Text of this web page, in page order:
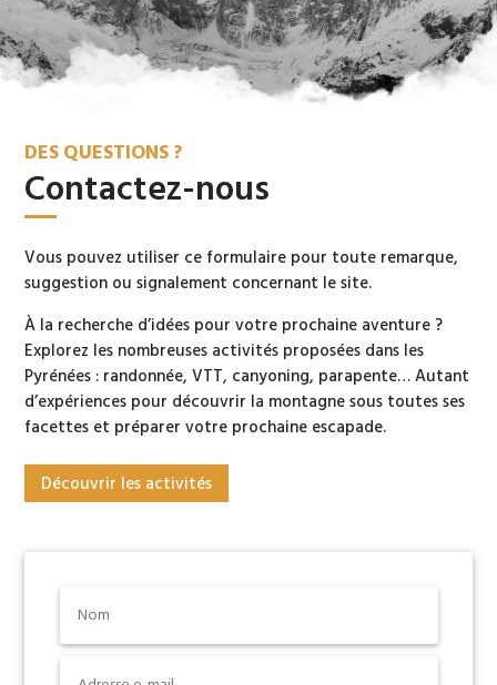
DES QUESTIONS ?
Contactez-nous
Vous pouvez utiliser ce formulaire pour toute remarque,
suggestion ou signalement concernant le site.
À la recherche d’idées pour votre prochaine aventure ?
Explorez les nombreuses activités proposées dans les
Pyrénées : randonnée, VTT, canyoning, parapente… Autant
d’expériences pour découvrir la montagne sous toutes ses
facettes et préparer votre prochaine escapade.
Découvrir les activités